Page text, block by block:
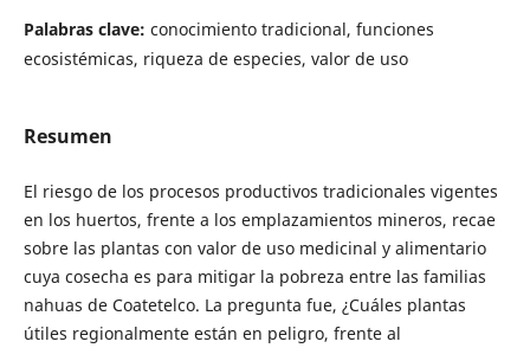
Palabras clave: conocimiento tradicional, funciones
ecosistémicas, riqueza de especies, valor de uso
Resumen
El riesgo de los procesos productivos tradicionales vigentes
en los huertos, frente a los emplazamientos mineros, recae
sobre las plantas con valor de uso medicinal y alimentario
cuya cosecha es para mitigar la pobreza entre las familias
nahuas de Coatetelco. La pregunta fue, ¿Cuáles plantas
útiles regionalmente están en peligro, frente al